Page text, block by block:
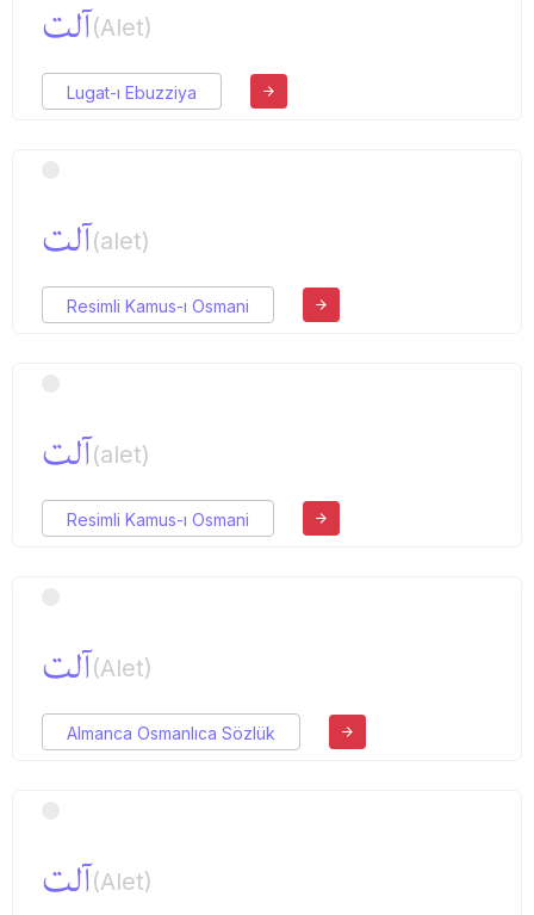
آلت(Alet)
Lugat-ı Ebuzziya
آلت(alet)
Resimli Kamus-ı Osmani
آلت(alet)
Resimli Kamus-ı Osmani
آلت(Alet)
Almanca Osmanlıca Sözlük
آلت(Alet)